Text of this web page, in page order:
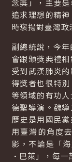
念獎」，主要
追求理想的精
時褒揚對臺灣政
副總統說，今
會跟頒獎典禮
受到武漢肺炎
得獎者也很特
等領域的有功
德聖導演。魏
歷史是用國民
用臺灣的角度
影，不論是「
·巴萊」，每一